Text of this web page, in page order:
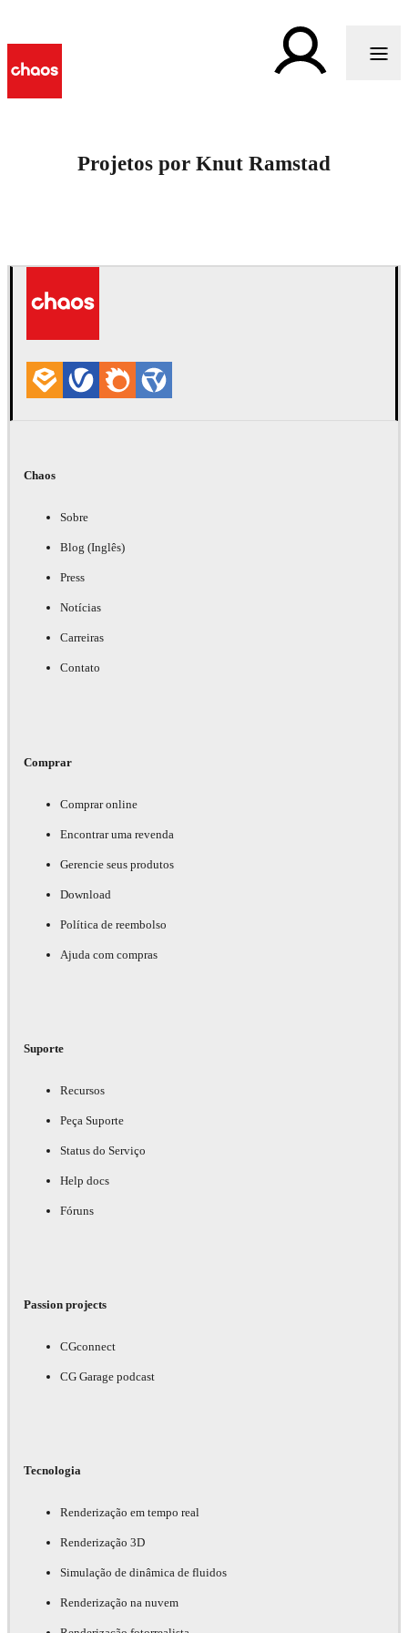
Projetos por Knut Ramstad
Chaos
Sobre
Blog (Inglês)
Press
Notícias
Carreiras
Contato
Comprar
Comprar online
Encontrar uma revenda
Gerencie seus produtos
Download
Política de reembolso
Ajuda com compras
Suporte
Recursos
Peça Suporte
Status do Serviço
Help docs
Fóruns
Passion projects
CGconnect
CG Garage podcast
Tecnologia
Renderização em tempo real
Renderização 3D
Simulação de dinâmica de fluidos
Renderização na nuvem